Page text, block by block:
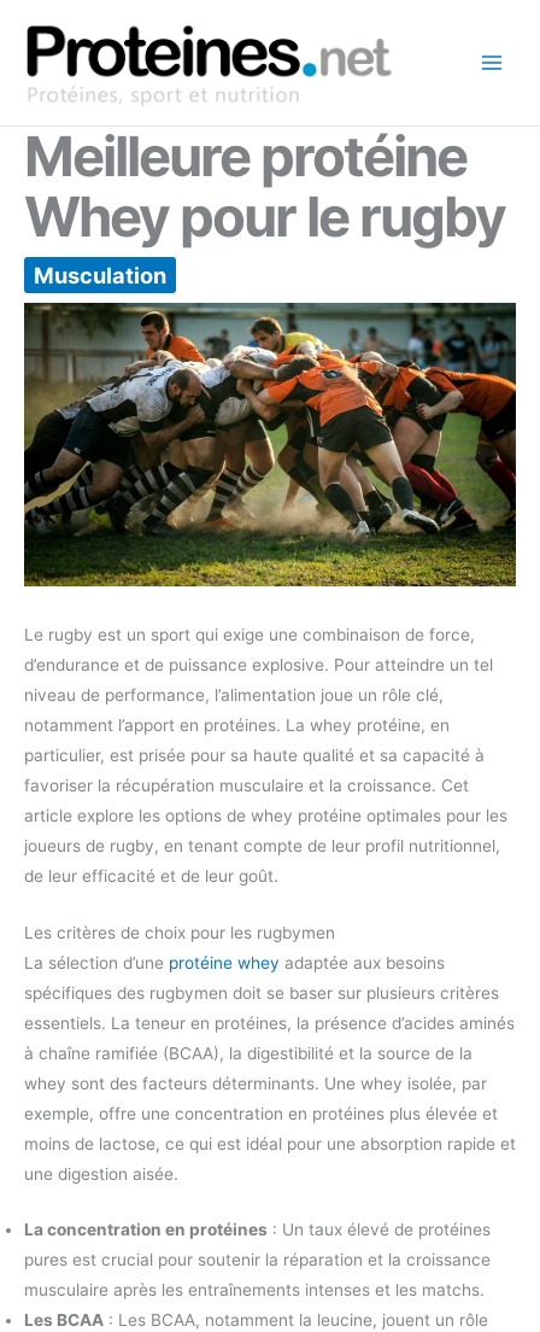
contenu
Meilleure protéine
Whey pour le rugby
Musculation
Le rugby est un sport qui exige une combinaison de force,
d’endurance et de puissance explosive. Pour atteindre un tel
niveau de performance, l’alimentation joue un rôle clé,
notamment l’apport en protéines. La whey protéine, en
particulier, est prisée pour sa haute qualité et sa capacité à
favoriser la récupération musculaire et la croissance. Cet
article explore les options de whey protéine optimales pour les
joueurs de rugby, en tenant compte de leur profil nutritionnel,
de leur efficacité et de leur goût.
Les critères de choix pour les rugbymen
La sélection d’une protéine whey adaptée aux besoins
spécifiques des rugbymen doit se baser sur plusieurs critères
essentiels. La teneur en protéines, la présence d’acides aminés
à chaîne ramifiée (BCAA), la digestibilité et la source de la
whey sont des facteurs déterminants. Une whey isolée, par
exemple, offre une concentration en protéines plus élevée et
moins de lactose, ce qui est idéal pour une absorption rapide et
une digestion aisée.
La concentration en protéines : Un taux élevé de protéines
pures est crucial pour soutenir la réparation et la croissance
musculaire après les entraînements intenses et les matchs.
Les BCAA : Les BCAA, notamment la leucine, jouent un rôle